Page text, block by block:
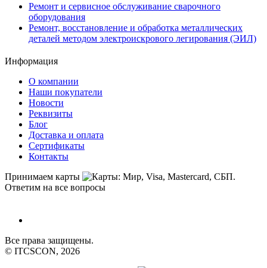
Ремонт и сервисное обслуживание сварочного
оборудования
Ремонт, восстановление и обработка металлических
деталей методом электроискрового легирования (ЭИЛ)
Информация
О компании
Наши покупатели
Новости
Реквизиты
Блог
Доставка и оплата
Сертификаты
Контакты
Принимаем карты
Ответим на все вопросы
Все права защищены.
© ITCSCON, 2026